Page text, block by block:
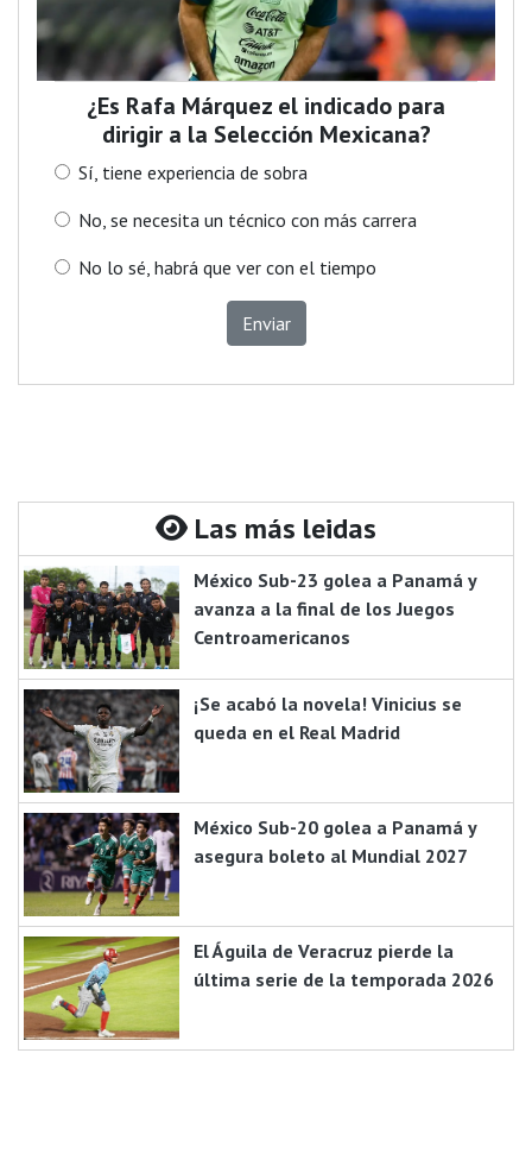
¿Es Rafa Márquez el indicado para
dirigir a la Selección Mexicana?
Sí, tiene experiencia de sobra
No, se necesita un técnico con más carrera
No lo sé, habrá que ver con el tiempo
Enviar
Las más leidas
México Sub-23 golea a Panamá y
avanza a la final de los Juegos
Centroamericanos
¡Se acabó la novela! Vinicius se
queda en el Real Madrid
México Sub-20 golea a Panamá y
asegura boleto al Mundial 2027
El Águila de Veracruz pierde la
última serie de la temporada 2026